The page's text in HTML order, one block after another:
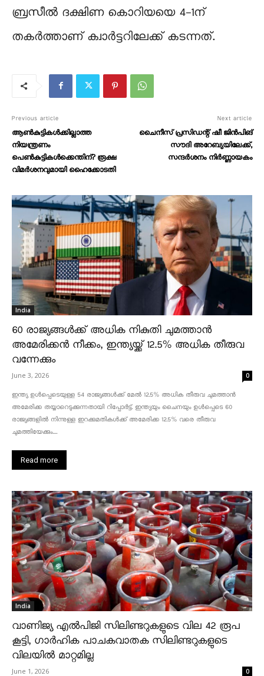
ബ്രസീൽ ദക്ഷിണ കൊറിയയെ 4-1ന്
തകർത്താണ് ക്വാർട്ടറിലേക്ക് കടന്നത്.
Previous article
ആൺകുട്ടികൾക്കില്ലാത്ത
നിയന്ത്രണം
പെൺകുട്ടികൾക്കെന്തിന്? രൂക്ഷ
വിമർശനവുമായി ഹൈക്കോടതി
Next article
ചൈനീസ് പ്രസിഡന്റ് ഷീ ജിന്‍പിങ്
സൗദി അറേബ്യയിലേക്ക്,
സന്ദർശനം നിർണ്ണായകം
India
60 രാജ്യങ്ങൾക്ക് അധിക നികുതി ചുമത്താൻ
അമേരിക്കൻ നീക്കം, ഇന്ത്യയ്ക്ക് 12.5% അധിക തീരുവ
വന്നേക്കും
June 3, 2026 0
ഇന്ത്യ ഉൾപ്പെടെയുള്ള 54 രാജ്യങ്ങൾക്ക് മേൽ 12.5% അധിക തീരുവ ചുമത്താൻ
അമേരിക്ക തയ്യാറെടുക്കുന്നതായി റിപ്പോർട്ട്. ഇന്ത്യയും ചൈനയും ഉൾപ്പെടെ 60
രാജ്യങ്ങളിൽ നിന്നുള്ള ഇറക്കുമതികൾക്ക് അമേരിക്ക 12.5% ​​വരെ തീരുവ
ചുമത്തിയേക്കും....
Read more
India
വാണിജ്യ എൽപിജി സിലിണ്ടറുകളുടെ വില 42 രൂപ
കൂട്ടി, ഗാർഹിക പാചകവാതക സിലിണ്ടറുകളുടെ
വിലയിൽ മാറ്റമില്ല
June 1, 2026 0